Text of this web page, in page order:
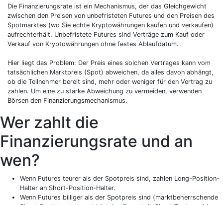
Die Finanzierungsrate ist ein Mechanismus, der das Gleichgewicht
zwischen den Preisen von unbefristeten Futures und den Preisen des
Spotmarktes (wo Sie echte Kryptowährungen kaufen und verkaufen)
aufrechterhält. Unbefristete Futures sind Verträge zum Kauf oder
Verkauf von Kryptowährungen ohne festes Ablaufdatum.
Hier liegt das Problem: Der Preis eines solchen Vertrages kann vom
tatsächlichen Marktpreis (Spot) abweichen, da alles davon abhängt,
ob die Teilnehmer bereit sind, mehr oder weniger für den Vertrag zu
zahlen. Um eine zu starke Abweichung zu vermeiden, verwenden
Börsen den Finanzierungsmechanismus.
Wer zahlt die
Finanzierungsrate und an
wen?
Wenn Futures teurer als der Spotpreis sind, zahlen Long-Position-
Halter an Short-Position-Halter.
Wenn Futures billiger als der Spotpreis sind (marktbeherrschende